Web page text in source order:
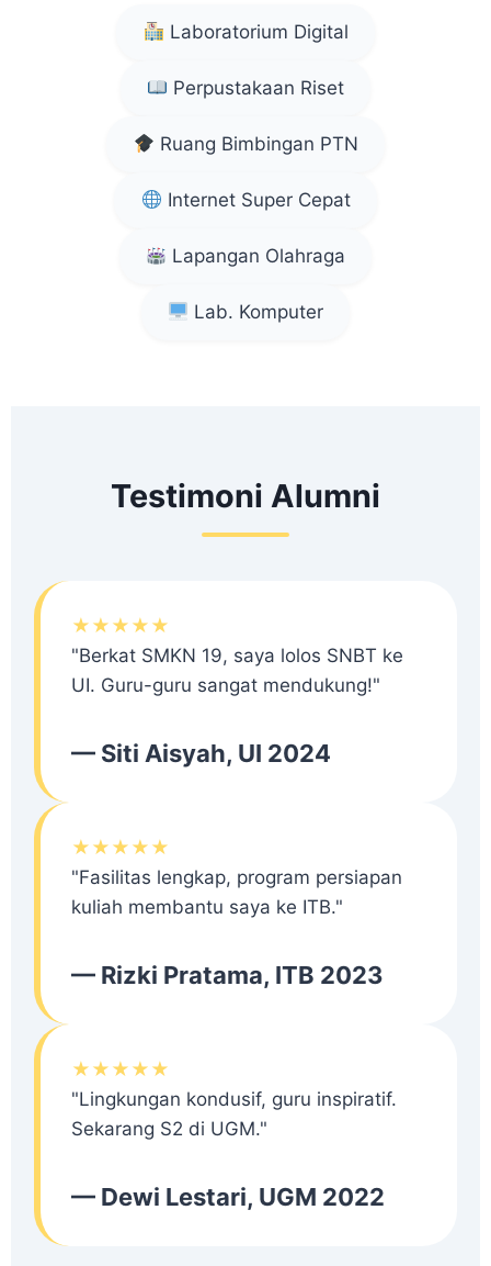
Laboratorium Digital
Perpustakaan Riset
Ruang Bimbingan PTN
Internet Super Cepat
Lapangan Olahraga
Lab. Komputer
Testimoni Alumni
★★★★★
"Berkat SMKN 19, saya lolos SNBT ke
UI. Guru-guru sangat mendukung!"
— Siti Aisyah, UI 2024
★★★★★
"Fasilitas lengkap, program persiapan
kuliah membantu saya ke ITB."
— Rizki Pratama, ITB 2023
★★★★★
"Lingkungan kondusif, guru inspiratif.
Sekarang S2 di UGM."
— Dewi Lestari, UGM 2022